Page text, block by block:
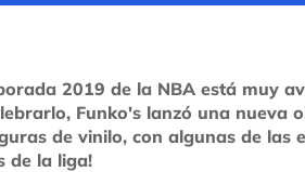
2019 de la NBA está muy
Funko's lanzó una nueva
de vinilo, con algunas de las
de la liga!